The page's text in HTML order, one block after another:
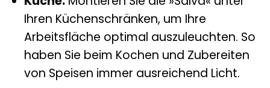
Ihren Küchenschränken, um Ihre
Arbeitsfläche optimal auszuleuchten. So
haben Sie beim Kochen und Zubereiten
von Speisen immer ausreichend Licht.